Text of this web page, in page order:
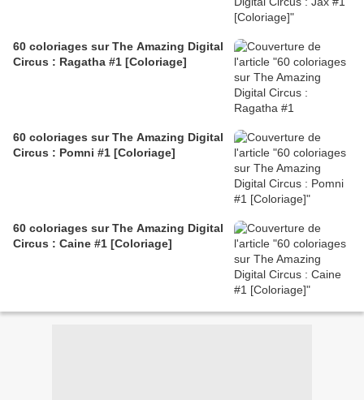
60 coloriages sur The Amazing Digital
Circus : Ragatha #1 [Coloriage]
60 coloriages sur The Amazing Digital
Circus : Pomni #1 [Coloriage]
60 coloriages sur The Amazing Digital
Circus : Caine #1 [Coloriage]